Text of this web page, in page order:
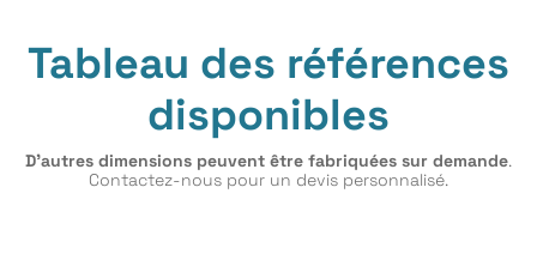
Tableau des références
disponibles
D’autres dimensions peuvent être fabriquées sur demande.
Contactez-nous pour un devis personnalisé.